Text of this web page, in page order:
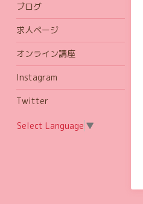
ブログ
求人ページ
オンライン講座
Instagram
Twitter
Select Language ▼